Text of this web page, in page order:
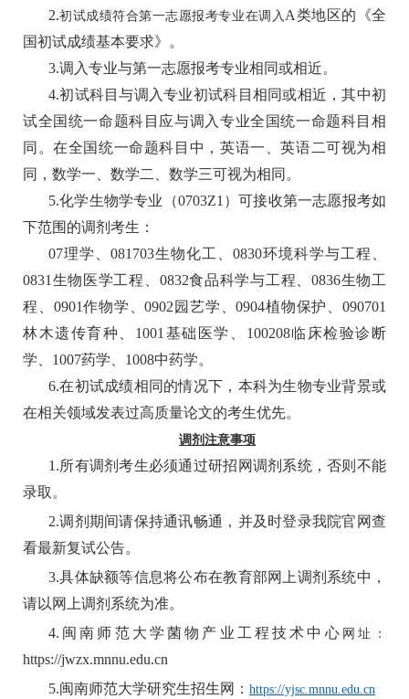
2.初试成绩符合第一志愿报考专业在调入A类地区的《全
国初试成绩基本要求》。
3.调入专业与第一志愿报考专业相同或相近。
4.初试科目与调入专业初试科目相同或相近 ，其中初
试全国统一命题科目应与调入专业全国统一命题科目相
同。在全国统一命题科目中，英语一、英语二可视为相
同，数学一、数学二、数学三可视为相同。
5.化学生物学专业 （0703Z1）可接收第一志愿报考如
下范围的调剂考生：
07理学、 081703生物化工 、0830环境科学与工程
0831生物医学工程、0832食品科学与工程、0836生物工
程、0901作物学、0902园艺学 、0904植物保护、090701
林木遗传育种
1001基础医学、100208临床检验诊断
学、1007药学、1008中药学。
6.在初试成绩相同的情况下， 本科为生物专业背景或
在相关领域发表过高质量论文的考生优先。
调剂注意事项
1.所有调剂考生必须通过研招网调剂系统，否则不能
录取。
2.调剂期间请保持通讯畅通，并及时登录我院官网查
看最新复试公告。
3.具体缺额等信息将公布在教育部网上调剂系统中，
请以网上调剂系统为准。
4.闽南师范大学菌物产业工程技术中心 网址：
https://jwzx.mnnu.edu.cn
5.闽南师范大学研究生招生网： https://yjsc.mnnu.edu.cn